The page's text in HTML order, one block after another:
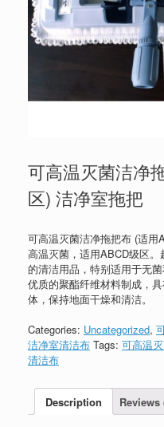
可高温灭菌洁净
区) 洁净室拖把
可高温灭菌洁净拖把布 (适用
高温灭菌，适用ABCD级区
的清洁用品，特别适用于无
优质的聚酯纤维材料制成，
体，保持地面干燥和清洁。
Categories: Uncategorized,
洁净室清洁布 Tags: 可高温
清洁布
Description Reviews